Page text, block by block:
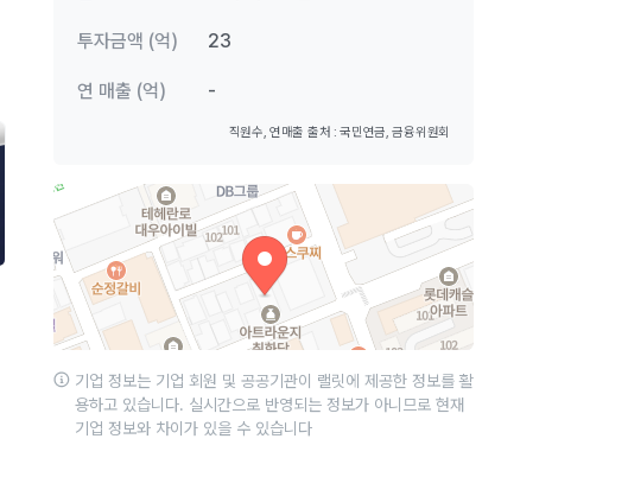
투자금액 (억) 23
연 매출 (억) -
직원수, 연매출 출처 : 국민연금, 금융위원회
기업 정보는 기업 회원 및 공공기관이 랠릿에 제공한 정보를 활
용하고 있습니다. 실시간으로 반영되는 정보가 아니므로 현재
기업 정보와 차이가 있을 수 있습니다